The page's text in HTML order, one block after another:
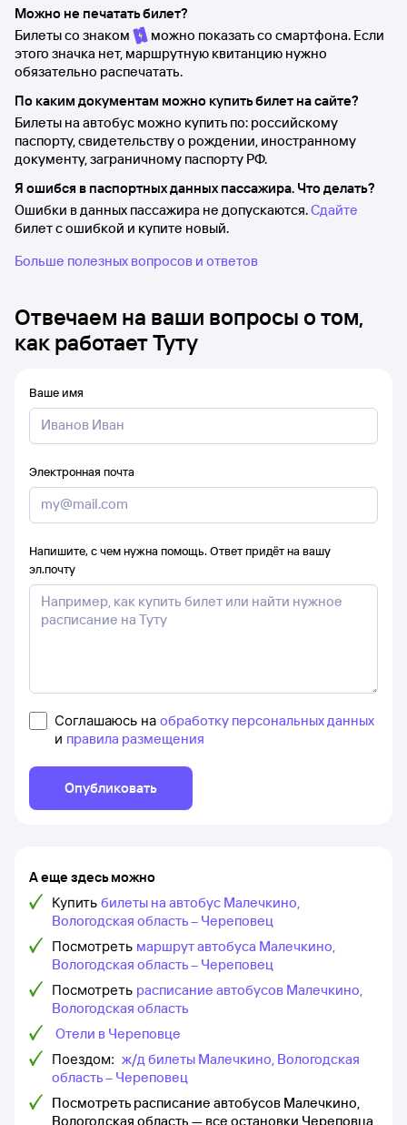
Можно не печатать билет?
Билеты со знаком
можно показать со смартфона. Если
этого значка нет, маршрутную квитанцию нужно
обязательно распечатать.
По каким документам можно купить билет на сайте?
Билеты на автобус можно купить по: российскому
паспорту, свидетельству о рождении, иностранному
документу, заграничному паспорту РФ.
Я ошибся в паспортных данных пассажира. Что делать?
Ошибки в данных пассажира не допускаются.Сдайте
билет с ошибкой и купите новый.
Больше полезных вопросов и ответов
Отвечаем на ваши вопросы о том,
как работает Туту
Ваше имя
Электронная почта
Напишите, с чем нужна помощь. Ответ придёт на вашу
эл.почту
Соглашаюсь на обработку персональных данных
и правила размещения
Опубликовать
А еще здесь можно
Купить билеты на автобус Малечкино,
Вологодская область – Череповец
Посмотреть маршрут автобуса Малечкино,
Вологодская область – Череповец
Посмотреть расписание автобусов Малечкино,
Вологодская область
Отели в Череповце
Поездом: ж/д билеты Малечкино, Вологодская
область – Череповец
Посмотреть расписание автобусов Малечкино,
Вологодская область — все остановки Череповца